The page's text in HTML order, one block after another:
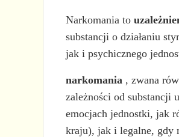
Narkomania to
substancji o działaniu
jak i psychicznego
narkomania , zwana
zależności od substancji
emocjach jednostki, jak
kraju), jak i legalne, gdy